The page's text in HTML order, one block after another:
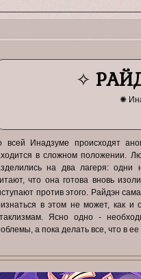
✧
✺
всей Инадзуме происходят
в сложном положении.
на два лагеря: одни
что она готова вновь
против этого. Райдэн
в этом не может, как и
Ясно одно -
а пока делать все, что в